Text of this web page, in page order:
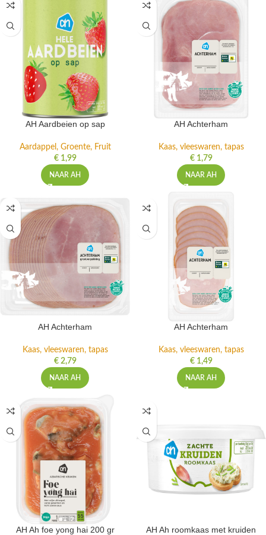
AH Aardbeien op sap
Aardappel, Groente, Fruit
€1,99
NAAR AH
AH Achterham
Kaas, vleeswaren, tapas
€1,79
NAAR AH
AH Achterham
Kaas, vleeswaren, tapas
€2,79
NAAR AH
AH Achterham
Kaas, vleeswaren, tapas
€1,49
NAAR AH
AH Ah foe yong hai 200 gr AH Ah roomkaas met kruiden